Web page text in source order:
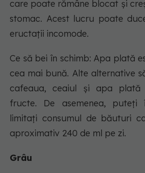
care poate rămâne blocat și
stomac. Acest lucru poate
eructații incomode.
Ce să bei în schimb: Apa plată
cea mai bună. Alte alternative
cafeaua, ceaiul și apa
fructe. De asemenea, puteți
limitați consumul de băuturi
aproximativ 240 de ml pe zi.
Grâu